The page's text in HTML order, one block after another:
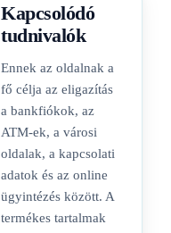
Kapcsolódó
tudnivalók
Ennek az oldalnak a
fő célja az eligazítás
a bankfiókok, az
ATM-ek, a városi
oldalak, a kapcsolati
adatok és az online
ügyintézés között. A
termékes tartalmak